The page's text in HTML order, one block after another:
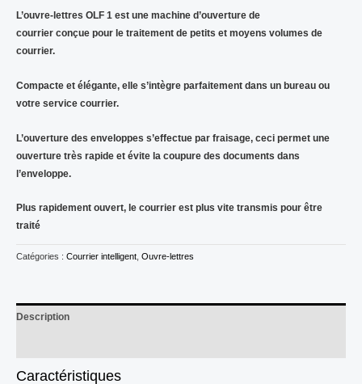
L’ouvre-lettres OLF 1 est une machine d’ouverture de
courrier conçue pour le traitement de petits et moyens volumes de
courrier.
Compacte et élégante, elle s’intègre parfaitement dans un bureau ou
votre service courrier.
L’ouverture des enveloppes s’effectue par fraisage, ceci permet une
ouverture très rapide et évite la coupure des documents dans
l’enveloppe.
Plus rapidement ouvert, le courrier est plus vite transmis pour être
traité
Catégories : Courrier intelligent, Ouvre-lettres
Description
Caractéristiques